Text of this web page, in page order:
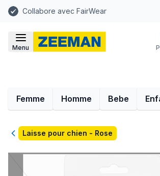
Collabore avec FairWear
Menu
Femme Homme Bebe
RetourLaisse pour chien - Rose